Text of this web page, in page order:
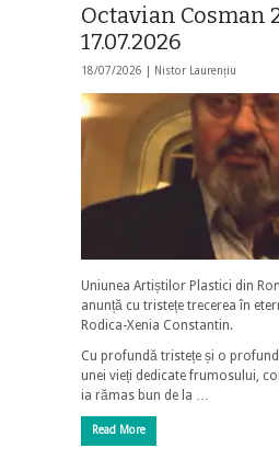
Octavian Cosman
17.07.2026
18/07/2026 | Nistor Laurențiu
Uniunea Artiștilor Plastici din
anunță cu tristețe trecerea în
Rodica-Xenia Constantin.
Cu profundă tristețe și o
unei vieți dedicate frumosului,
ia rămas bun de la …
Read More